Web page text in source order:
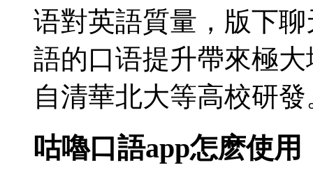
语對英語質量，版下
語的口语提升帶來極
自清華北大等高校研發
咕嚕口語app怎麽使用